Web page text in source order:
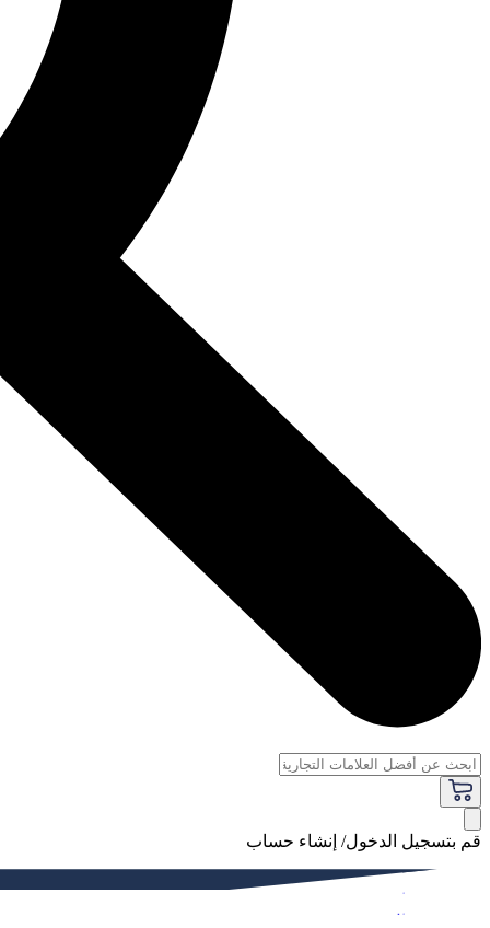
قم بتسجيل الدخول/ إنشاء حساب
فاخر
النساء
الرجال